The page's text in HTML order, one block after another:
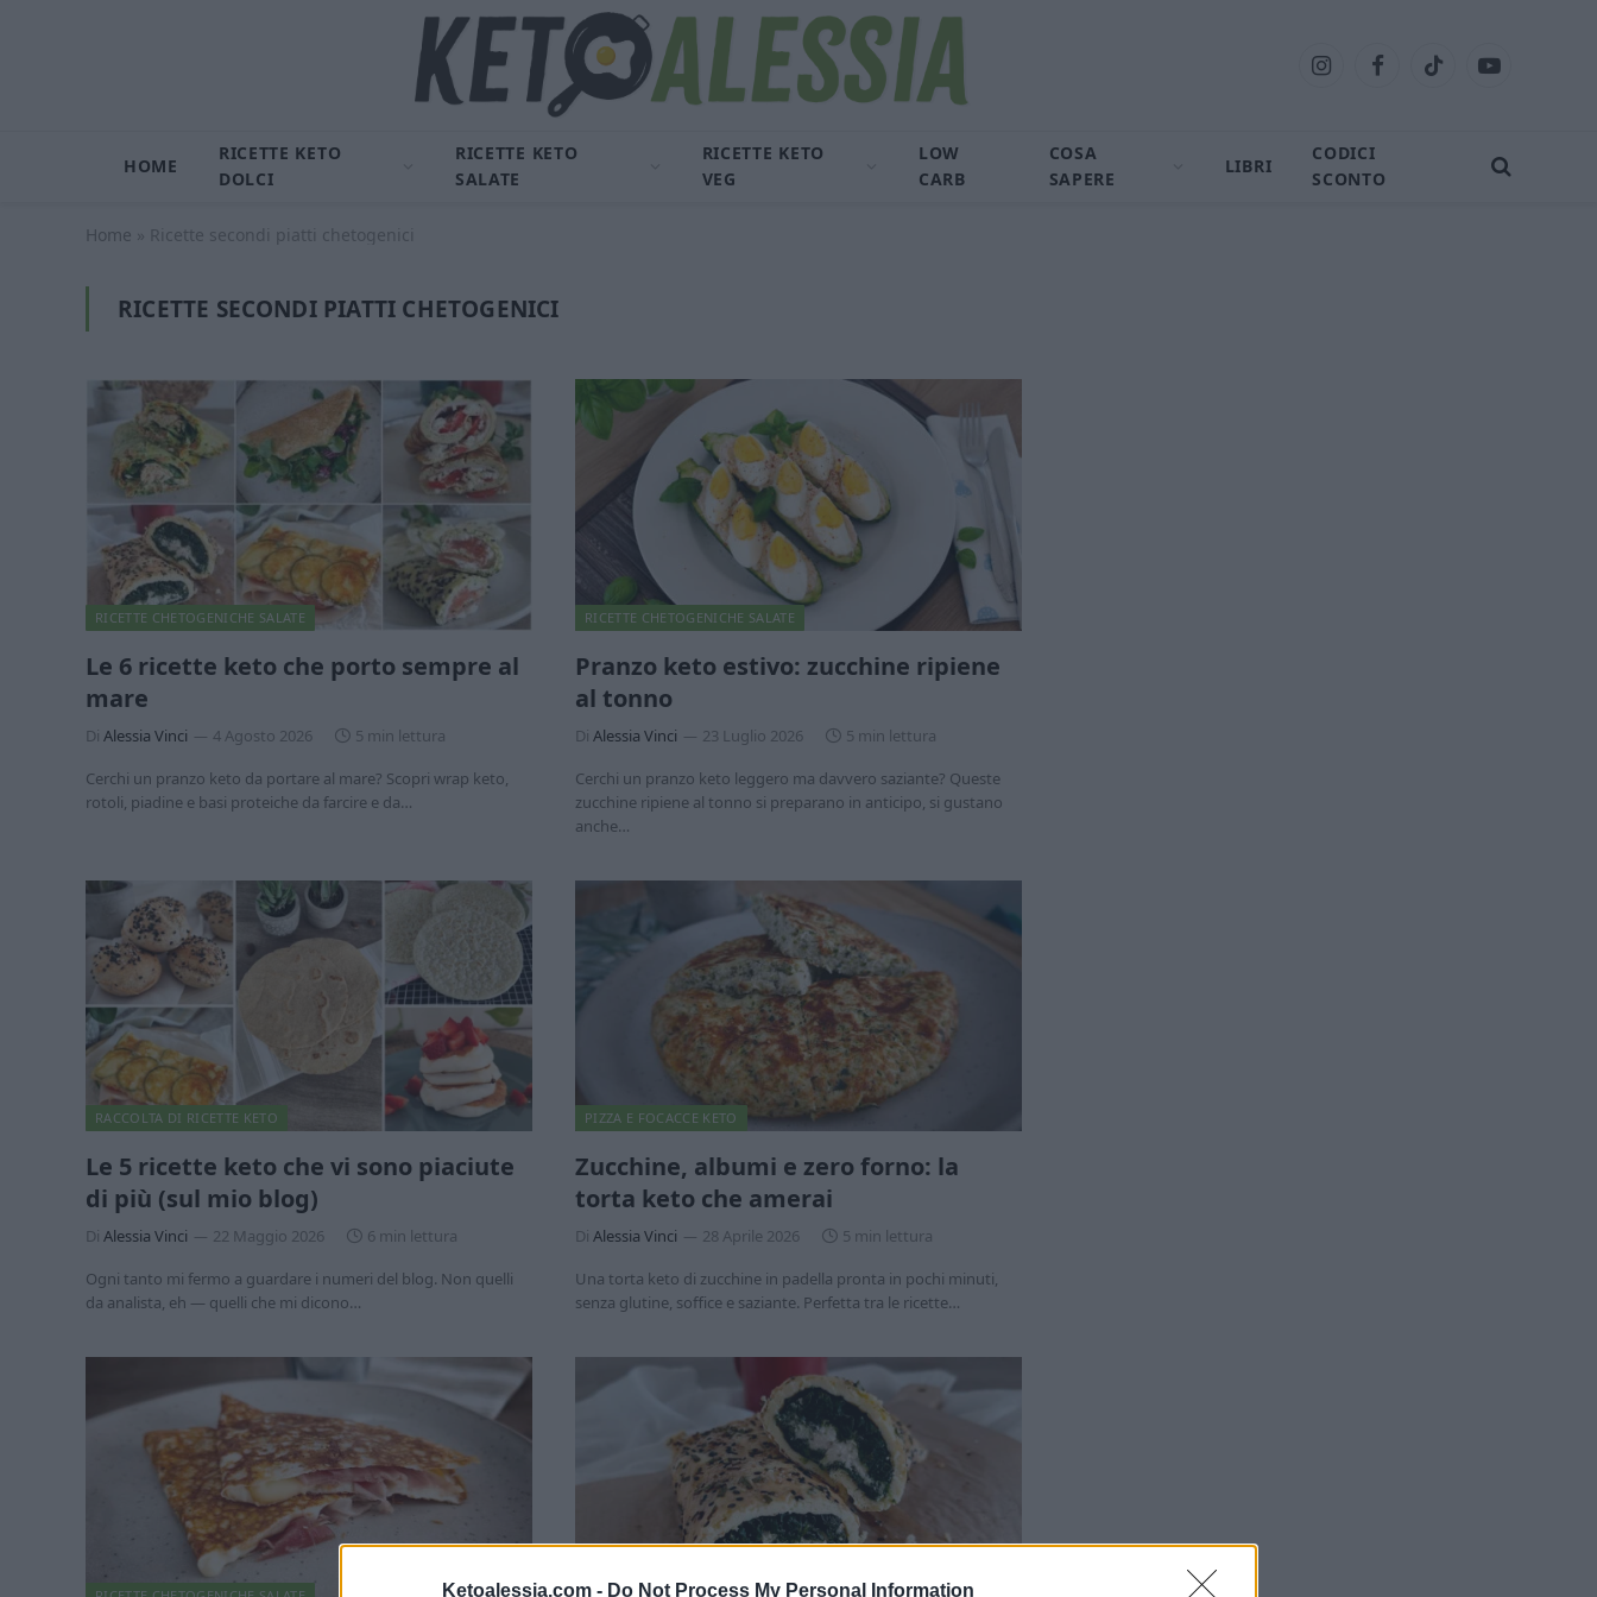
Ketoalessia.com - Do Not Process My Personal Information
InstagramFacebookTikTok YouTube
HOME
RICETTE KETO
DOLCI
RICETTE KETO
SALATE
RICETTE KETO
VEG
LOW
CARB
COSA
SAPERE
LIBRI
CODICI
SCONTO
Home » Ricette secondi piatti chetogenici
RICETTE SECONDI PIATTI CHETOGENICI
RICETTE CHETOGENICHE SALATE
Le 6 ricette keto che porto sempre al
mare
Di Alessia Vinci 4 Agosto 2026
5 min lettura
Cerchi un pranzo keto da portare al mare? Scopri wrap keto,
rotoli, piadine e basi proteiche da farcire e da…
RICETTE CHETOGENICHE SALATE
Pranzo keto estivo: zucchine ripiene
al tonno
Di Alessia Vinci 23 Luglio 2026
5 min lettura
Cerchi un pranzo keto leggero ma davvero saziante? Queste
zucchine ripiene al tonno si preparano in anticipo, si gustano
anche…
RACCOLTA DI RICETTE KETO
Le 5 ricette keto che vi sono piaciute
di più (sul mio blog)
Di Alessia Vinci 22 Maggio 2026
6 min lettura
Ogni tanto mi fermo a guardare i numeri del blog. Non quelli
da analista, eh — quelli che mi dicono…
PIZZA E FOCACCE KETO
Zucchine, albumi e zero forno: la
torta keto che amerai
Di Alessia Vinci 28 Aprile 2026
5 min lettura
Una torta keto di zucchine in padella pronta in pochi minuti,
senza glutine, soffice e saziante. Perfetta tra le ricette…